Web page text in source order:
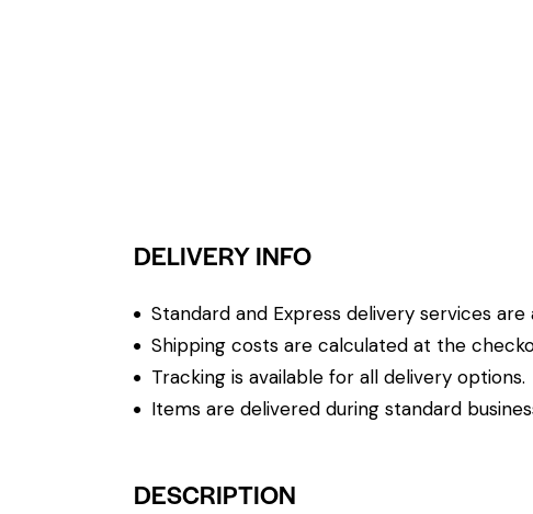
DELIVERY INFO
Standard and Express delivery services
Shipping costs are calculated at the
Tracking is available for all delivery options.
Items are delivered during standard
DESCRIPTION